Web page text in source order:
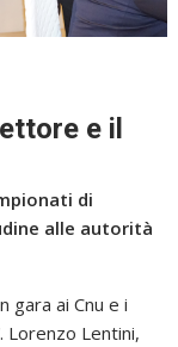
e il
di
alle autorità
gara ai Cnu e i
Lorenzo Lentini,